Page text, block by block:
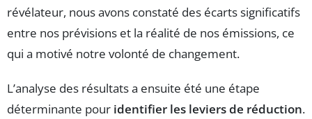
révélateur, nous avons constaté des écarts significatifs
entre nos prévisions et la réalité de nos émissions, ce
qui a motivé notre volonté de changement.
L’analyse des résultats a ensuite été une étape
déterminante pour identifier les leviers de réduction.